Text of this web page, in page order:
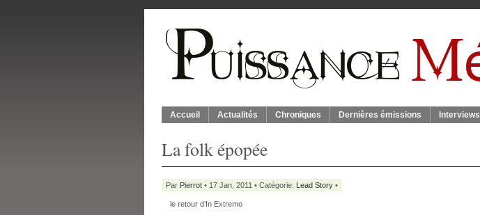
Accueil Actualités Chroniques Dernières émissions Interviews
La folk épopée
Par Pierrot • 17 Jan, 2011 • Catégorie: Lead Story •
le retour d’In Extremo